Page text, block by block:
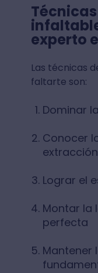
experto
Las técnicas
faltarte son:
Dominar
Conocer
extracción
Lograr el
Montar la
perfecta
Mantener